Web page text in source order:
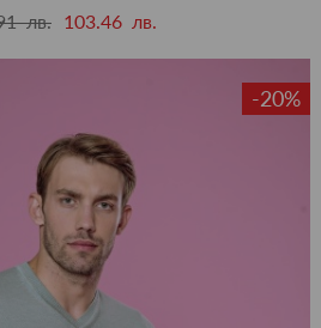
лв. 103.46 лв.
-20%